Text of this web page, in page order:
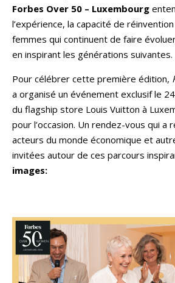
Forbes Over 50 – Luxembourg
l’expérience, la capacité de
femmes qui continuent de faire
en inspirant les générations suivantes.
Pour célébrer cette première édition,
a organisé un événement exclusif le
du flagship store Louis Vuitton à
pour l’occasion. Un rendez-vous qui a
acteurs du monde économique et
invitées autour de ces parcours
images: